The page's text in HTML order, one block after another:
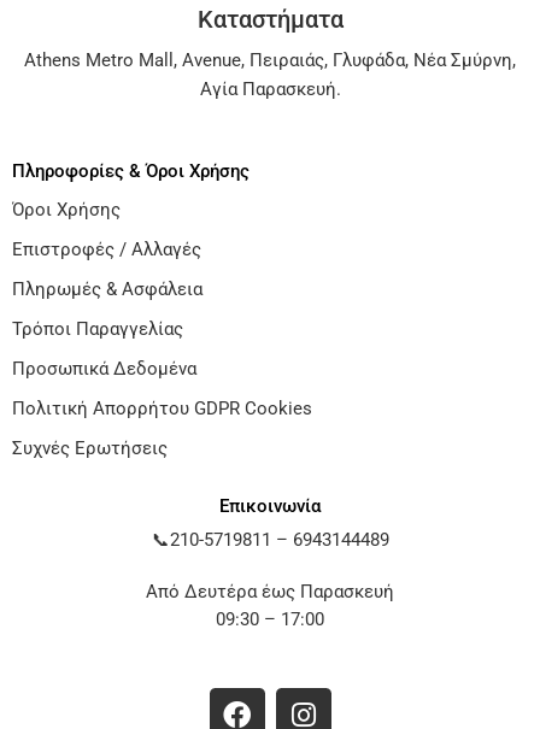
Καταστήματα
Athens Metro Mall , Avenue, Πειραιάς, Γλυφάδα, Νέα Σμύρνη,
Αγία Παρασκευή.
Πληροφορίες & Όροι Χρήσης
Όροι Χρήσης
Επιστροφές / Αλλαγές
Πληρωμές & Ασφάλεια
Τρόποι Παραγγελίας
Προσωπικά Δεδομένα
Πολιτική Απορρήτου GDPR Cookies
Συχνές Ερωτήσεις
Επικοινωνία
📞210-5719811 – 6943144489
Από Δευτέρα έως Παρασκευή
09:30 – 17:00